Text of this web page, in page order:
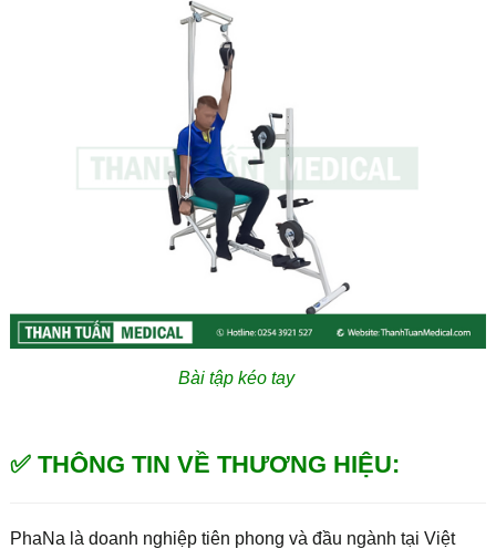
Bài tập kéo tay
✅ THÔNG TIN VỀ THƯƠNG HIỆU:
PhaNa là doanh nghiệp tiên phong và đầu ngành tại Việt